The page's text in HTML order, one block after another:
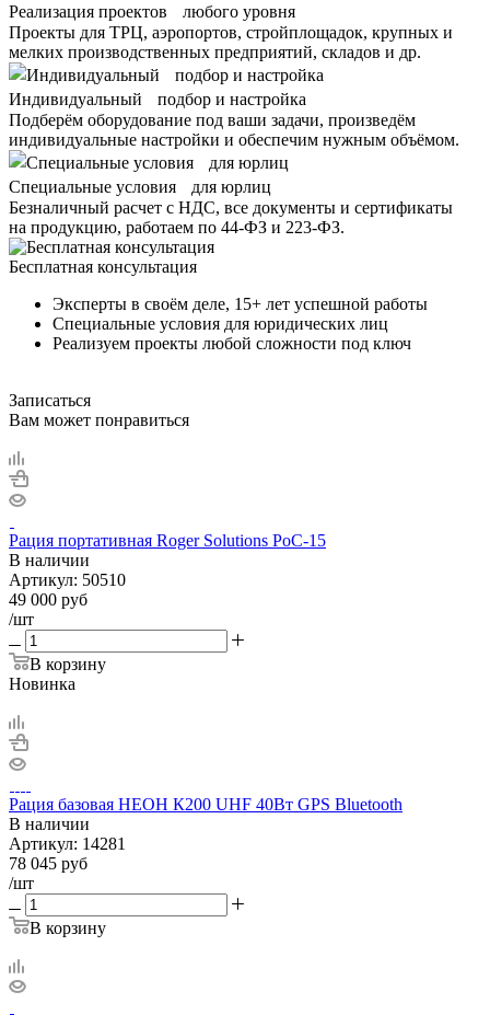
Реализация проектов любого уровня
Проекты для ТРЦ, аэропортов, стройплощадок, крупных и
мелких производственных предприятий, складов и др.
Индивидуальный подбор и настройка
Подберём оборудование под ваши задачи, произведём
индивидуальные настройки и обеспечим нужным объёмом.
Специальные условия для юрлиц
Безналичный расчет с НДС, все документы и сертификаты
на продукцию, работаем по 44-ФЗ и 223-ФЗ.
Бесплатная консультация
Эксперты в своём деле, 15+ лет успешной работы
Специальные условия для юридических лиц
Реализуем проекты любой сложности под ключ
Записаться
Вам может понравиться
Рация портативная Roger Solutions PoC-15
В наличии
Артикул: 50510
49 000 руб
/шт
В корзину
Новинка
Рация базовая НЕОН К200 UHF 40Вт GPS Bluetooth
В наличии
Артикул: 14281
78 045 руб
/шт
В корзину